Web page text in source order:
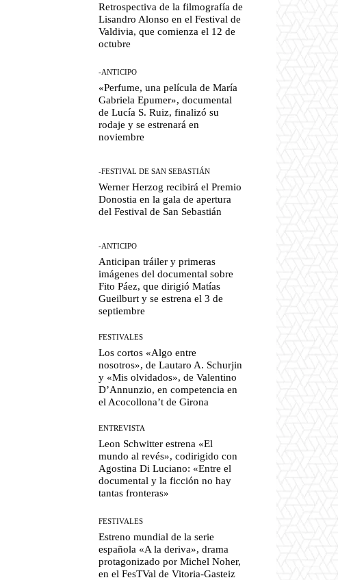
Retrospectiva de la filmografía de
Lisandro Alonso en el Festival de
Valdivia, que comienza el 12 de
octubre
-ANTICIPO
«Perfume, una película de María
Gabriela Epumer», documental
de Lucía S. Ruiz, finalizó su
rodaje y se estrenará en
noviembre
-FESTIVAL DE SAN SEBASTIÁN
Werner Herzog recibirá el Premio
Donostia en la gala de apertura
del Festival de San Sebastián
-ANTICIPO
Anticipan tráiler y primeras
imágenes del documental sobre
Fito Páez, que dirigió Matías
Gueilburt y se estrena el 3 de
septiembre
FESTIVALES
Los cortos «Algo entre
nosotros», de Lautaro A. Schurjin
y «Mis olvidados», de Valentino
D’Annunzio, en competencia en
el Acocollona’t de Girona
ENTREVISTA
Leon Schwitter estrena «El
mundo al revés», codirigido con
Agostina Di Luciano: «Entre el
documental y la ficción no hay
tantas fronteras»
FESTIVALES
Estreno mundial de la serie
española «A la deriva», drama
protagonizado por Michel Noher,
en el FesTVal de Vitoria-Gasteiz